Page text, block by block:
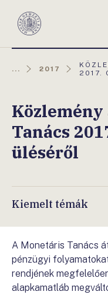
Magyar
... 2017
2017.
Tanács
üléséről
Kiemelt témák
A Monetáris Tanács
pénzügyi
rendjének
alapkamatláb